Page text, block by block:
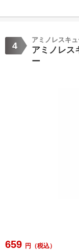
4
アミノレスキ
アミノレス
ー
659